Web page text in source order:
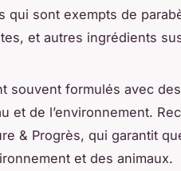
qui sont exempts de
et autres ingrédients
souvent formulés avec
et de l’environnement.
& Progrès, qui garantit
et des animaux.